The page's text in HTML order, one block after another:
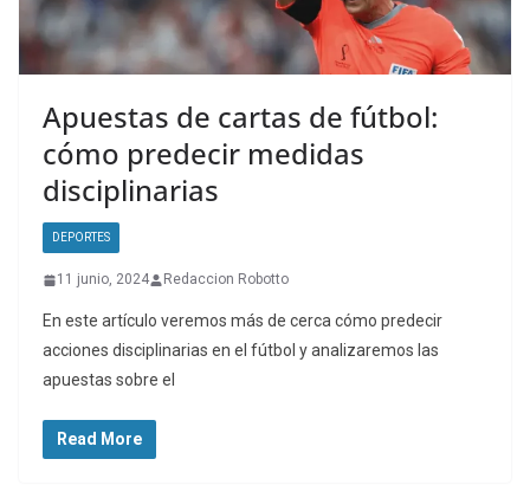
Apuestas de cartas de fútbol:
cómo predecir medidas
disciplinarias
DEPORTES
11 junio, 2024 Redaccion Robotto
En este artículo veremos más de cerca cómo predecir
acciones disciplinarias en el fútbol y analizaremos las
apuestas sobre el
Read More